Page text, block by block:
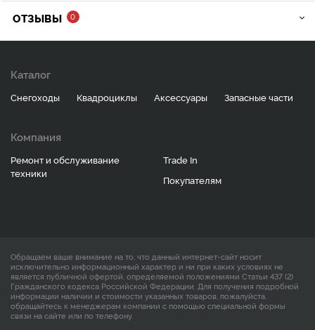
ОТЗЫВЫ 0
Каталог
Снегоходы Квадроциклы Аксессуары Запасные части
Компания
Ремонт и обслуживание
техники
Trade In
Покупателям
Обращаем ваше внимание на то, что данный интернет-сайт носит
исключительно информационный характер и ни при каких условиях не
является публичной офертой, определяемой положениями Статьи 437 (2)
Гражданского кодекса Российской Федерации. Для получения подробной
информации наличии и стоимости указанных товаров, пожалуйста,
обращайтесь к менеджерам компании с помощью специальной формы
связи на сайте или по телефону.